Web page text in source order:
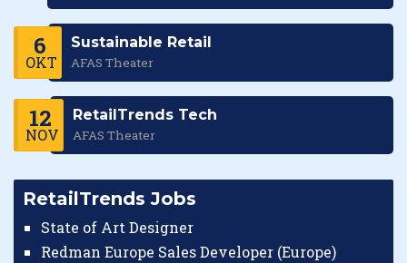
6
OKT
Sustainable Retail
AFAS Theater
12
NOV
RetailTrends Tech
AFAS Theater
RetailTrends Jobs
State of Art Designer
Redman Europe Sales Developer (Europe)